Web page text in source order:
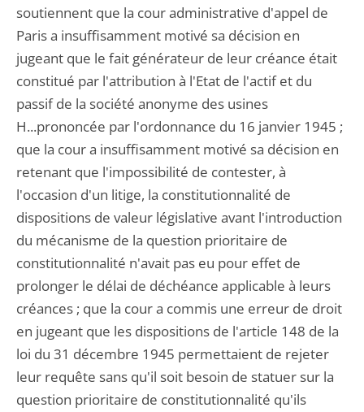
soutiennent que la cour administrative d'appel de
Paris a insuffisamment motivé sa décision en
jugeant que le fait générateur de leur créance était
constitué par l'attribution à l'Etat de l'actif et du
passif de la société anonyme des usines
H...prononcée par l'ordonnance du 16 janvier 1945 ;
que la cour a insuffisamment motivé sa décision en
retenant que l'impossibilité de contester, à
l'occasion d'un litige, la constitutionnalité de
dispositions de valeur législative avant l'introduction
du mécanisme de la question prioritaire de
constitutionnalité n'avait pas eu pour effet de
prolonger le délai de déchéance applicable à leurs
créances ; que la cour a commis une erreur de droit
en jugeant que les dispositions de l'article 148 de la
loi du 31 décembre 1945 permettaient de rejeter
leur requête sans qu'il soit besoin de statuer sur la
question prioritaire de constitutionnalité qu'ils